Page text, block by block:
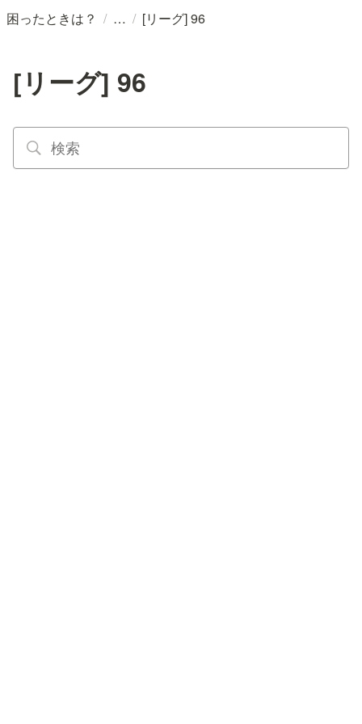
困ったときは？ / / [リーグ] 96
[リーグ] 96